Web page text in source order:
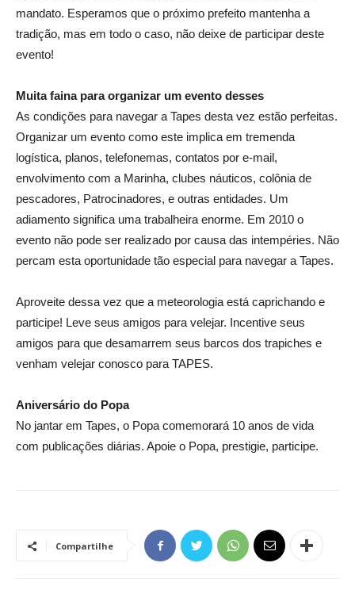
mandato. Esperamos que o próximo prefeito mantenha a
tradição, mas em todo o caso, não deixe de participar deste
evento!
Muita faina para organizar um evento desses
As condições para navegar a Tapes desta vez estão perfeitas.
Organizar um evento como este implica em tremenda
logística, planos, telefonemas, contatos por e-mail,
envolvimento com a Marinha, clubes náuticos, colônia de
pescadores, Patrocinadores, e outras entidades. Um
adiamento significa uma trabalheira enorme. Em 2010 o
evento não pode ser realizado por causa das intempéries. Não
percam esta oportunidade tão especial para navegar a Tapes.
Aproveite dessa vez que a meteorologia está caprichando e
participe! Leve seus amigos para velejar. Incentive seus
amigos para que desamarrem seus barcos dos trapiches e
venham velejar conosco para TAPES.
Aniversário do Popa
No jantar em Tapes, o Popa comemorará 10 anos de vida
com publicações diárias. Apoie o Popa, prestigie, participe.
Compartilhe